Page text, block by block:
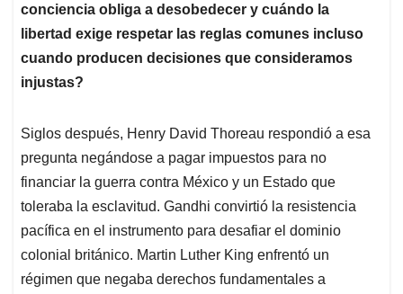
conciencia obliga a desobedecer y cuándo la
libertad exige respetar las reglas comunes incluso
cuando producen decisiones que consideramos
injustas?
Siglos después, Henry David Thoreau respondió a esa
pregunta negándose a pagar impuestos para no
financiar la guerra contra México y un Estado que
toleraba la esclavitud. Gandhi convirtió la resistencia
pacífica en el instrumento para desafiar el dominio
colonial británico. Martin Luther King enfrentó un
régimen que negaba derechos fundamentales a